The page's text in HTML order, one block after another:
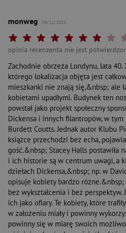
monweg 04/11/2025
Twoja
Twoja ocena:
Twoja ocena:
Twoja ocena: Może
Twoja ocena: Słaba 3/10"
Twoja ocena: Bardzo słaba 2/
Twoja ocena: Beznadziejna 1/10"
opinia recenzenta nie jest
Zachodnie obrzeża Londynu, lata 40.
którego lokalizacja objęta jest
mieszkanki nie znają się,&nbsp; ale
kobietami upadłymi. Budynek ten
powstał jako projekt społeczny
Dickensa i innych filantropów, w
Burdett Coutts. Jednak autor Klubu
książce przechodzi bez echa,
gość.&nbsp; Stacey Halls postawiła
i ich historie są w centrum uwagi, a
dziełach Dickensa,&nbsp; np. w
opisuje kobiety bardzo
bez wykształcenia i bez
ich jako ofiary. Te kobiety, które
w założeniu miały i powinny
powinny się w miarę swoich